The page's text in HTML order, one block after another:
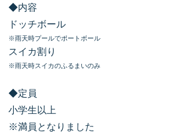
◆内容
ドッチボール
※雨天時プールでポートボール
スイカ割り
※雨天時スイカのふるまいのみ
◆定員
小学生以上
※満員となりました